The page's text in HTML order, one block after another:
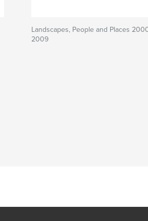
Landscapes, People and Places
2009